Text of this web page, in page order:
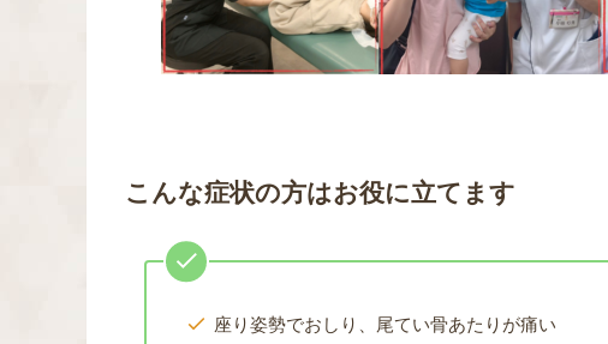
こんな症状の方はお役に立てます
座り姿勢でおしり、尾てい骨あたりが痛い